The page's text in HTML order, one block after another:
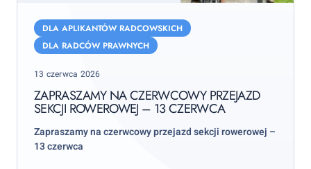
czerwcowy
sekcji
rowerowej
czerwca
DLA APLIKANTÓW RADCOWSKICH
DLA RADCÓW PRAWNYCH
Posted
13 czerwca 2026
ZAPRASZAMY NA CZERWCOWY PRZEJAZD
SEKCJI ROWEROWEJ – 13 CZERWCA
Zapraszamy na czerwcowy przejazd sekcji rowerowej –
13 czerwca